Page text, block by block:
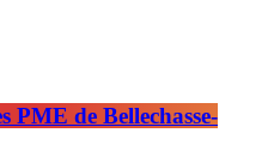
PME de Bellechasse-